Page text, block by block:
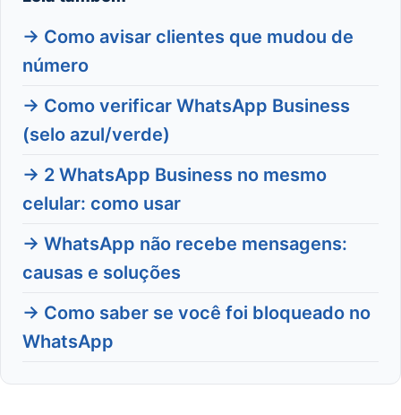
→ Como avisar clientes que mudou de
número
→ Como verificar WhatsApp Business
(selo azul/verde)
→ 2 WhatsApp Business no mesmo
celular: como usar
→ WhatsApp não recebe mensagens:
causas e soluções
→ Como saber se você foi bloqueado no
WhatsApp